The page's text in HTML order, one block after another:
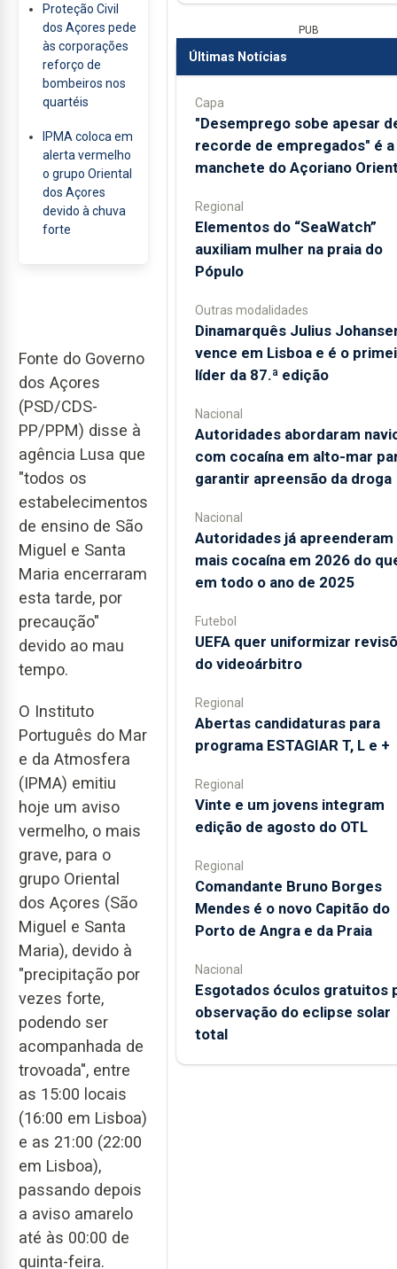
Proteção Civil
dos Açores pede
às corporações
reforço de
bombeiros nos
quartéis
IPMA coloca em
alerta vermelho
o grupo Oriental
dos Açores
devido à chuva
forte
Fonte do Governo
dos Açores
(PSD/CDS-
PP/PPM) disse à
agência Lusa que
"todos os
estabelecimentos
de ensino de São
Miguel e Santa
Maria encerraram
esta tarde, por
precaução"
devido ao mau
tempo.
O Instituto
Português do Mar
e da Atmosfera
(IPMA) emitiu
hoje um aviso
vermelho, o mais
grave, para o
grupo Oriental
dos Açores (São
Miguel e Santa
Maria), devido à
"precipitação por
vezes forte,
podendo ser
acompanhada de
trovoada", entre
as 15:00 locais
(16:00 em Lisboa)
e as 21:00 (22:00
em Lisboa),
passando depois
a aviso amarelo
até às 00:00 de
quinta-feira.
PUB
Últimas Notícias
Capa
"Desemprego sobe apesar
recorde de empregados" é a
manchete do Açoriano
Regional
​Elementos do “SeaWatch”
auxiliam mulher na praia do
Pópulo
Outras modalidades
Dinamarquês Julius
vence em Lisboa e é o
líder da 87.ª edição
Nacional
Autoridades abordaram
com cocaína em alto-mar
garantir apreensão da droga
Nacional
Autoridades já apreenderam
mais cocaína em 2026 do
em todo o ano de 2025
Futebol
UEFA quer uniformizar
do videoárbitro
Regional
Abertas candidaturas para
programa ESTAGIAR T, L e +
Regional
Vinte e um jovens integram
edição de agosto do OTL
Regional
Comandante Bruno Borges
Mendes é o novo Capitão do
Porto de Angra e da Praia
Nacional
Esgotados óculos gratuitos
observação do eclipse solar
total